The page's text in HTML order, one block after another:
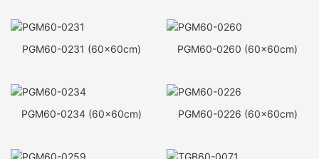
PGM60-0231 (60x60cm) PGM60-0260 (60x60cm)
PGM60-0234 (60x60cm) PGM60-0226 (60x60cm)